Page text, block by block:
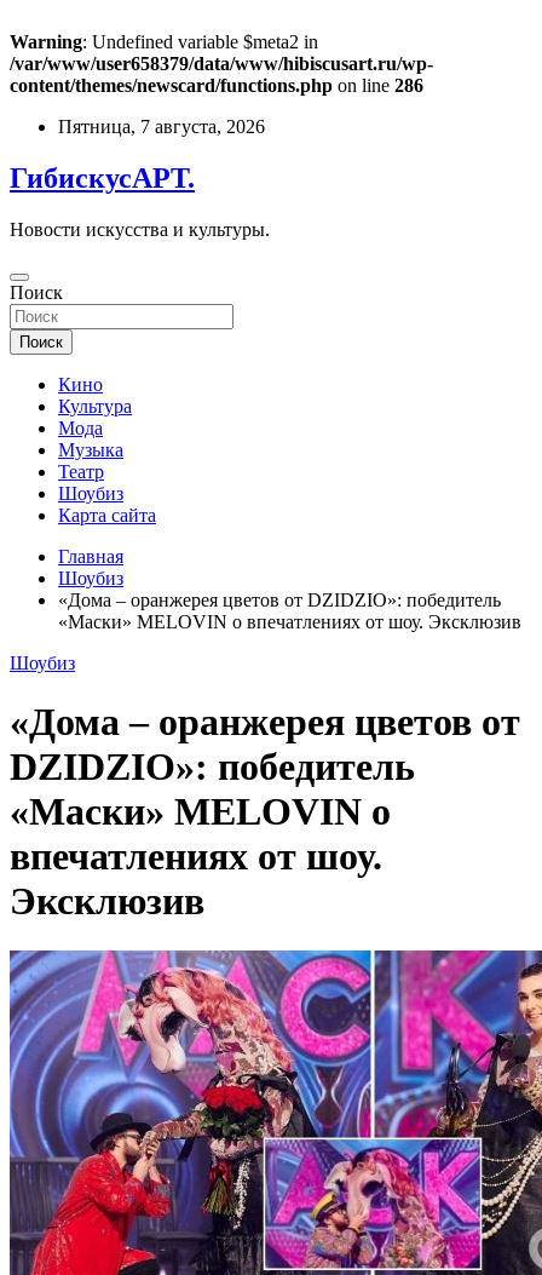
Warning: Undefined variable $meta2 in
/var/www/user658379/data/www/hibiscusart.ru/wp-
content/themes/newscard/functions.php on line 286
Перейти
содержимому
Пятница, 7 августа, 2026
ГибискусАРТ.
Новости искусства и культуры.
Поиск
Поиск
Кино
Культура
Мода
Музыка
Театр
Шоубиз
Карта сайта
Главная
Шоубиз
«Дома – оранжерея цветов от DZIDZIO»: победитель
«Маски» MELOVIN о впечатлениях от шоу. Эксклюзив
Шоубиз
«Дома – оранжерея цветов от
DZIDZIO»: победитель
«Маски» MELOVIN о
впечатлениях от шоу.
Эксклюзив